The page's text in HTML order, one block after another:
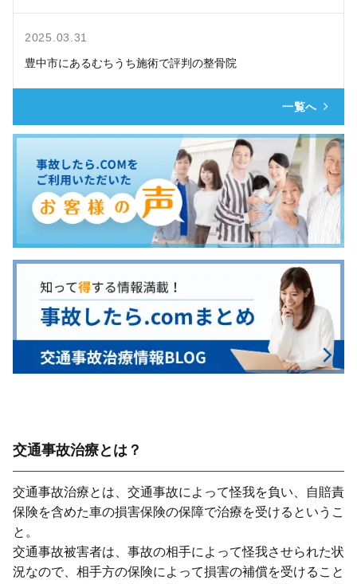
2025.03.31
豊中市にあるむちうち施術で評判の整骨院
一覧へ
交通事故治療とは？
交通事故治療とは、交通事故によって怪我を負い、⾃賠責
保険を含めた⾞の損害保険の保障で治療を受けるというこ
と。
交通事故被害者は、事故の相⼿によって怪我させられた状
況なので、相⼿⽅の保険によって損害の補償を受けること